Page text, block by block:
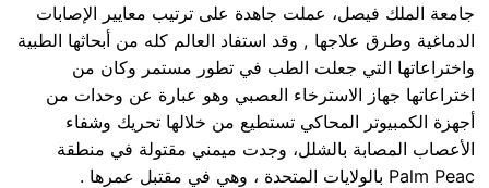
جامعة الملك فيصل، عملت جاهدة على ترتيب معايير الإصابات
الدماغية وطرق علاجها , وقد استفاد العالم كله من أبحاثها الطبية
واختراعاتها التي جعلت الطب في تطور مستمر وكان من
اختراعاتها جهاز الاسترخاء العصبي وهو عبارة عن وحدات من
أجهزة الكمبيوتر المحاكي تستطيع من خلالها تحريك وشفاء
الأعصاب المصابة بالشلل، وجدت ميمني مقتولة في منطقة
Palm Peac بالولايات المتحدة ، وهي في مقتبل عمرها .